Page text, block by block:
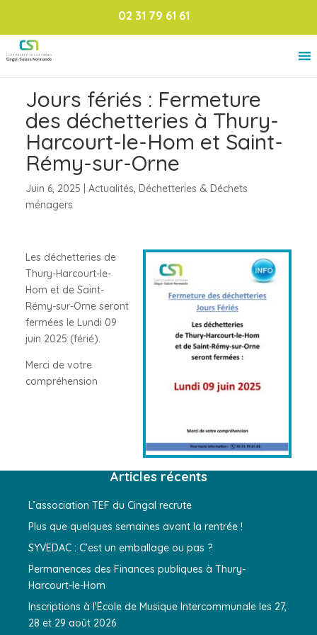
02 31 79 61 61
Jours fériés : Fermeture
des déchetteries à Thury-
Harcourt-le-Hom et Saint-
Rémy-sur-Orne
Juin 6, 2025 Actualités, Déchetteries & Déchets
ménagers
Les déchetteries de
Thury-Harcourt-le-
Hom et de Saint-
Rémy-sur-Orne seront
fermées le Lundi 09
juin 2025 (férié).
Merci de votre
compréhension
Articles récents
L’association TEF du Cingal recrute
Plus que quelques semaines avant la rentrée !
SYVEDAC : C’est un emballage ou pas ?
Permanences des Finances publiques à Thury-
Harcourt-le-Hom
Inscriptions à l’École de Musique Intercommunale les 27,
28 et 29 août 2026